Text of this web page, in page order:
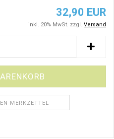
32,90 EUR
inkl. 20% MwSt. zzgl. Versand
MERKZETTEL